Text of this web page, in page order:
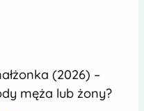
(2026) –
męża lub żony?